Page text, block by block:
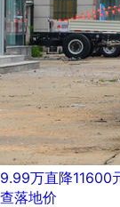
9.99万直降11600
查落地价